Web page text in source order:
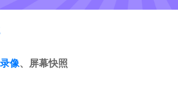
像、屏幕快照